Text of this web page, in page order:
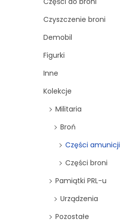
Czyszczenie broni
Demobil
Figurki
Inne
Kolekcje
Militaria
Broń
Części amunicji
Części broni
Pamiątki PRL-u
Urządzenia
Pozostałe